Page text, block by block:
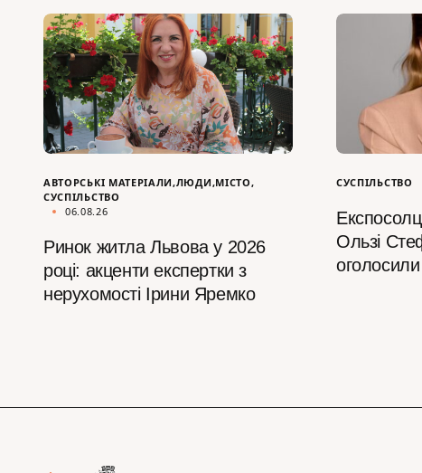
АВТОРСЬКІ МАТЕРІАЛИ ЛЮДИ МІСТО
СУСПІЛЬСТВО
06.08.26
Ринок житла Львова у 2026
році: акценти експертки з
нерухомості Ірини Яремко
СУСПІЛЬСТВО
Ользі
оголосили